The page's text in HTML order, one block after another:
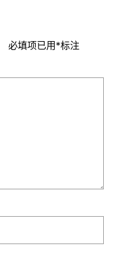
必填项已用 *标注